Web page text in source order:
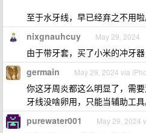
至于水牙线，早已经弃之不用啦
nixgnauhcuy May 29, 2024
由于带牙套，买了小米的冲牙
germain May 29, 2024 via
你这牙周炎都这么明显了，需
牙线没啥卵用，只能当辅助工具
purewater001 May 29, 2024